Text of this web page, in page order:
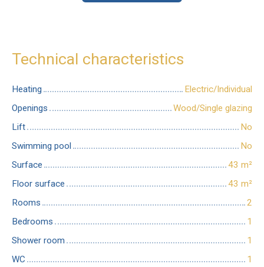
Technical characteristics
Heating
Electric/Individual
Openings
Wood/Single glazing
Lift
No
Swimming pool
No
Surface
43 m²
Floor surface
43 m²
Rooms
2
Bedrooms
1
Shower room
1
WC
1